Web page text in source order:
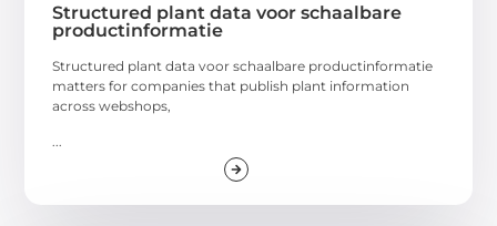
Structured plant data voor schaalbare
productinformatie
Structured plant data voor schaalbare productinformatie
matters for companies that publish plant information
across webshops,
...